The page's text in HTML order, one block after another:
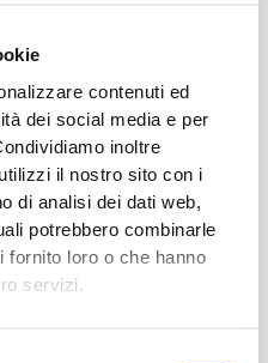
contenuti ed
dei social media e per
inoltre
il nostro sito con i
di analisi dei dati web,
potrebbero combinarle
fornito loro o che hanno
servizi.